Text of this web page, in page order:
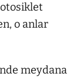
o anlar
meydana